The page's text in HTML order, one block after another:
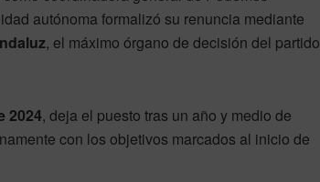
autónoma formalizó su renuncia mediante
, el máximo órgano de decisión del partido
2024, deja el puesto tras un año y medio de
con los objetivos marcados al inicio de